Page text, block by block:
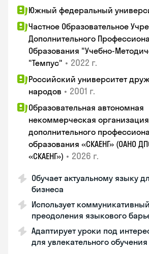
Южный федеральный
Частное Образовательное
Дополнительного
Образования "Учебно-
"Темпус" • 2022 г.
Российский университет
народов • 2001 г.
Образовательная автономная
некоммерческая организация
дополнительного
образования «СКАЕНГ» (ОАНО
«СКАЕНГ») • 2026 г.
Обучает актуальному языку
бизнеса
Использует
преодоления языкового
Адаптирует уроки под
для увлекательного обучения